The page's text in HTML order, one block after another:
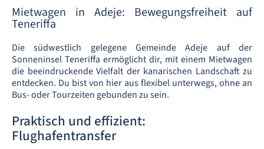
Mietwagen in Adeje: Bewegungsfreiheit auf
Teneriffa
Die südwestlich gelegene Gemeinde Adeje auf der
Sonneninsel Teneriffa ermöglicht dir, mit einem Mietwagen
die beeindruckende Vielfalt der kanarischen Landschaft zu
entdecken. Du bist von hier aus flexibel unterwegs, ohne an
Bus- oder Tourzeiten gebunden zu sein.
Praktisch und effizient:
Flughafentransfer